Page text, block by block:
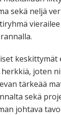
sekä neljä
joten
tärkeää
sekä
johtava